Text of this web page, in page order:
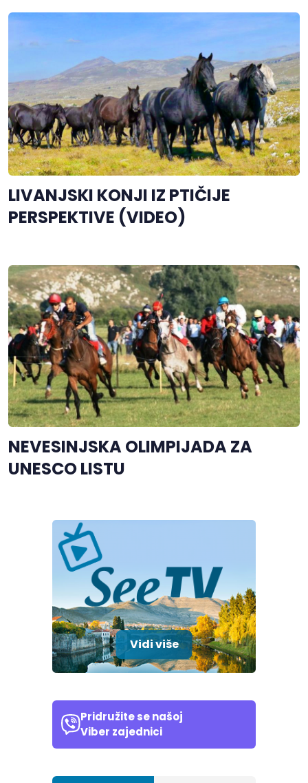
LIVANJSKI KONJI IZ PTIČIJE
PERSPEKTIVE (VIDEO)
NEVESINJSKA OLIMPIJADA ZA
UNESCO LISTU
Vidi više
Pridružite se našoj
Viber zajednici